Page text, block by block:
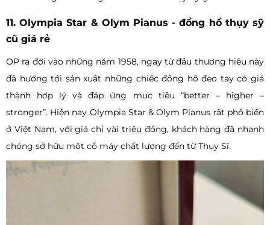
11. Olympia Star & Olym Pianus - đồng hồ thụy sỹ
cũ giá rẻ
OP ra đời vào những năm 1958, ngay từ đầu thương hiệu này
đã hướng tới sản xuất những chiếc đồng hồ đeo tay có giá
thành hợp lý và đáp ứng mục tiêu “better – higher –
stronger”. Hiện nay Olympia Star & Olym Pianus rất phổ biến
ở Việt Nam, với giá chỉ vài triệu đồng, khách hàng đã nhanh
chóng sở hữu một cỗ máy chất lượng đến từ Thụy Sĩ.